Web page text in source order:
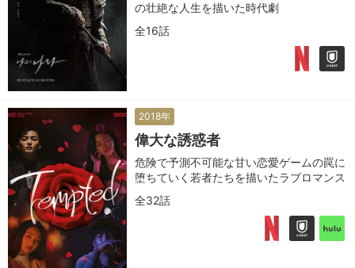
の壮絶な人生を描いた時代劇
全16話
2018年
偉大な誘惑者
危険で予測不可能な甘い恋愛ゲームの罠に
堕ちていく若者たちを描いたラブロマンス
全32話